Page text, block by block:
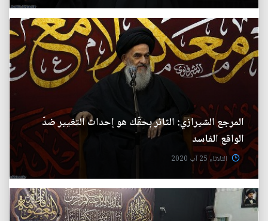
المرجع الشيرازي: الثائر بحقّك هو إحداث التغيير ضدّ
الواقع الفاسد
الثلاثاء 25 آب 2020